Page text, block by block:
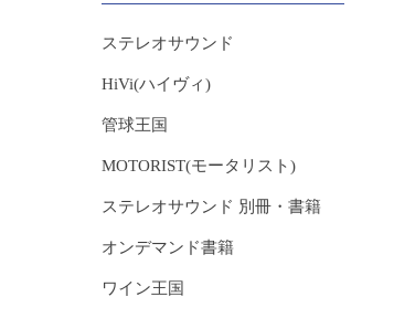
ステレオサウンド
HiVi(ハイヴィ)
管球王国
MOTORIST(モータリスト)
ステレオサウンド 別冊・書籍
オンデマンド書籍
ワイン王国